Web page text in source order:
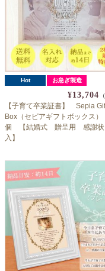
Hot お急ぎ製造
¥13,704
【子育て卒業証書】 Sepia
Box（セピアギフトボックス
個 【結婚式 贈呈用 感謝
入】